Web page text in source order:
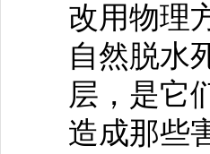
改用物理
自然脱水
层，是它
造成那些